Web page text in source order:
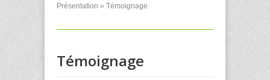
Présentation » Témoignage
Témoignage